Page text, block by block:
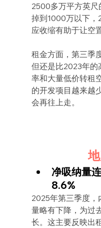
2500多万平方英
掉到1000万以下
应收缩有助于让空
租金方面，第三季
但还是比2023年的
率和大量低价转租
的开发项目越来越
会再往上走。
净吸纳量
8.6%
2025年第三季度，
量略有下降，为过
长。这主要反映出